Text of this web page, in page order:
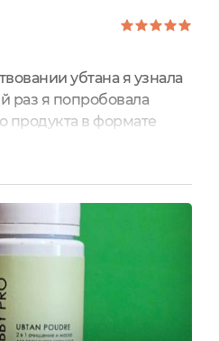
убтана я узнала
раз я попробовала
продукта в формате
баночки от
PRO.На упаковке
необходимой
что срок
составляет аж 36